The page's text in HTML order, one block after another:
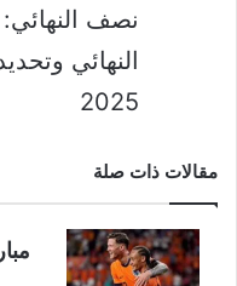
نصف النهائي: 4-5 يونيو 2025
2025
مقالات ذات صلة